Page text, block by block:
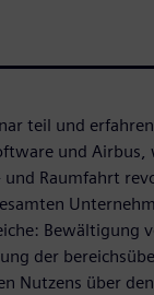
teil und
und Airbus,
und Raumfahrt
Bewältigung
der
Nutzens über